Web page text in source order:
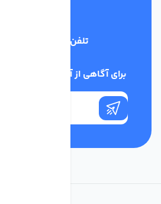
تلفن پشتیبانی
برای آگاهی از آخرین اخبار در